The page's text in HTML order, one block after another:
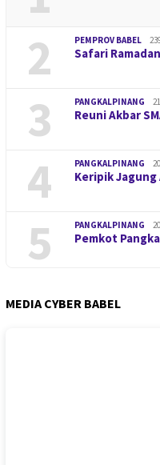
2 PEMPROV BABEL
Safari
3 PANGKALPINANG
Reuni Akbar
4 PANGKALPINANG
Keripik
5 PANGKALPINANG
Pemkot
MEDIA CYBER BABEL